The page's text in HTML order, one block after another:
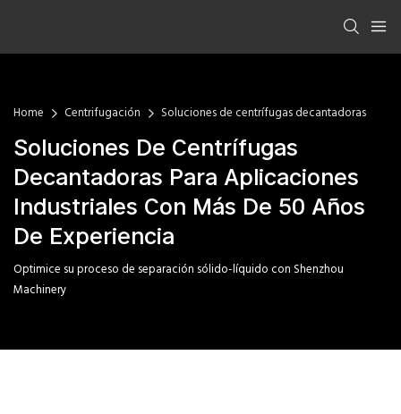
Home Centrifugación Soluciones de centrífugas decantadoras
Soluciones De Centrífugas
Decantadoras Para Aplicaciones
Industriales Con Más De 50 Años
De Experiencia
Optimice su proceso de separación sólido-líquido con Shenzhou
Machinery